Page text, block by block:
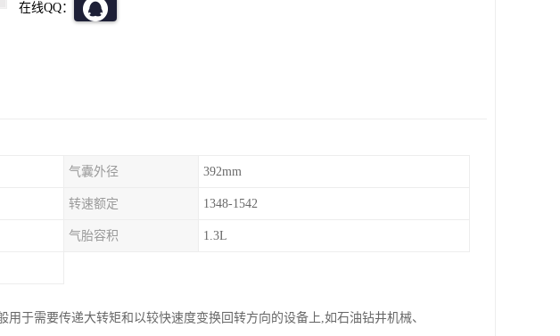
在线QQ：
气囊外径 392mm
转速额定 1348-1542
气胎容积 1.3L
于需要传递大转矩和以较快速度变换回转方向的设备上,如石油钻井机械、